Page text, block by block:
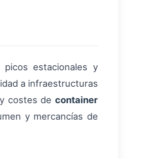
estacionales y
a infraestructuras
costes de container
y mercancías de